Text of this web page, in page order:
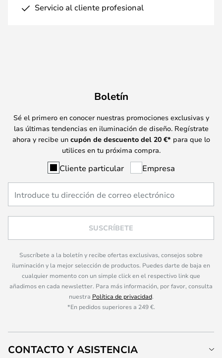
Servicio al cliente profesional
Boletín
Sé el primero en conocer nuestras promociones exclusivas y
las últimas tendencias en iluminación de diseño. Regístrate
ahora y recibe un cupón de descuento del 20 €* para que lo
utilices en tu próxima compra.
Cliente particular Empresa
SUSCRÍBETE
Suscríbete a la boletín y recibe ofertas exclusivas, consejos sobre
iluminación y la mejor selección de productos. Puedes darte de baja en
cualquier momento con un simple click en el respectivo link que
añadimos en cada newsletter. Para más información, por favor, consulta
nuestra Política de privacidad.
*En pedidos superiores a 249 €.
CONTACTO Y ASISTENCIA